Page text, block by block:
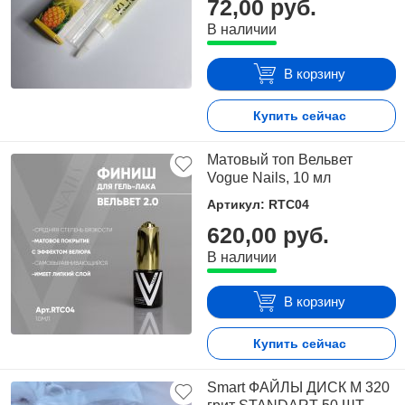
-устраняет отек
-выводит пигментные пятна;
это ещё не все
Масло кунжута и виноградных косточек - усиливают эффект и
являются натуральными витаминами для кожи
удерживают тепло и эффект шелка кожи
Смарт- свеча подойдёт для тех кому не хватает увлажнения
кожи , есть шелушения , стянутость , морщинки и даже
экземы и псориаз
В Смарт педикюре мы используем его как финишное
заключение после полировки
и в домашний удод для
сохранения эффекта на долгие месяцы
72,00 руб.
В наличии
В корзину
Купить сейчас
Матовый топ Вельвет
Vogue Nails, 10 мл
Артикул: RTC04
620,00 руб.
В наличии
В корзину
Купить сейчас
Smart ФАЙЛЫ ДИСК М 320